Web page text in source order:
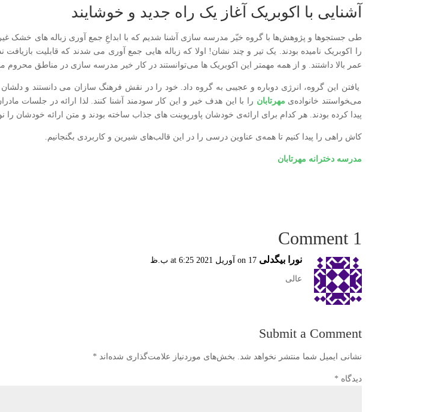
آشنایی با اکوبریک آغاز یک راه جدید و خوشایند
طی جستجوها و پژوهش‌ها با گروه خیّر مدرسه سازی آشنا شدیم که با ابداعِ جمع آوری زباله های خشک
را اکوبریک نامیده بودند. یک تیر و چند نشان! اولا که زباله هایی جمع آوری می شدند که قابلیت
عمر بالا داشتند. و از همه مهمتر این اکوبریک ها می‌توانستند در کار خیر مدرسه سازی در مناطق محروم
یافتن این گروه، انرژی دوباره و عجیبی به گروه داد. خود را در نقش فرهنگ سازان می دانستند و
می‌‍خواستند خانواده‌ی مهرتابان را با این هدف خیر و این کار سودمند آشنا کنند. لذا ارائه در جلسات
پیدا کرده بودند. هر کدام برای ارائه‌ی خودشان پاورپوینت های جذاب ساخته بودند و متن ارائه خودشان را
کاش راهی را پیدا کنیم تا همه‌ی عناوین درسی را در این قالب‌های شیرین و کاربردی بگنجانیم.
مدرسه دخترانه مهرتابان
1 Comment
نورا بیگدلی on 17 آوریل 2021 at 6:25 ب.ظ
عالی
Submit a Comment
نشانی ایمیل شما منتشر نخواهد شد. بخش‌های موردنیاز علامت‌گذاری شده‌اند *
دیدگاه *